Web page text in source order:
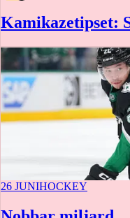
Kamikazetipset:
26 JUNIHOCKEY